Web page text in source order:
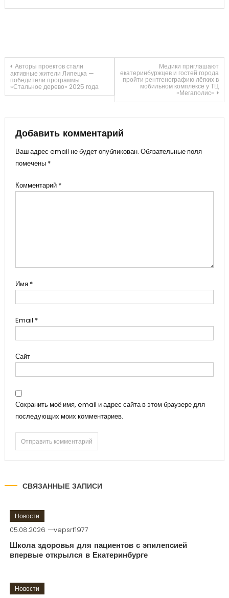
Навигация
по
записям
Авторы проектов стали
активные жители Липецка —
победители программы
«Стальное дерево» 2025 года
Медики приглашают
екатеринбуржцев и гостей города
пройти рентгенографию лёгких в
мобильном комплексе у ТЦ
«Мегаполис»
Добавить комментарий
Ваш адрес email не будет опубликован. Обязательные поля
помечены *
Комментарий *
Имя *
Email *
Сайт
Сохранить моё имя, email и адрес сайта в этом браузере для
последующих моих комментариев.
СВЯЗАННЫЕ ЗАПИСИ
Новости
05.08.2026 vepsrf1977
Школа здоровья для пациентов с эпилепсией
впервые открылся в Екатеринбурге
Новости